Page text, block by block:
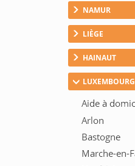
NAMUR
LIÈGE
HAINAUT
LUXEMBOURG